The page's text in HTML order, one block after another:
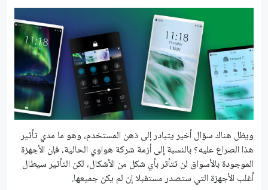
ويظل هناك سؤال أخير يتبادر إلى ذهن المستخدم، وهو ما مدي تأثير
هذا الصراع عليه؟ بالنسبة إلى أزمة شركة هواوي الحالية، فإن الأجهزة
الموجودة بالأسواق لن تتأثر بأي شكل من الأشكال، لكن التأثير سيطال
أغلب الأجهزة التي ستصدر مستقبلا إن لم يكن جميعها.